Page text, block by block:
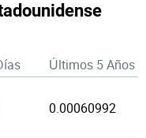
Últimos 5 Años
0.00060992